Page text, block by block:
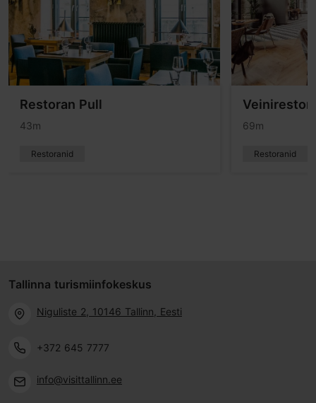
Restoran Pull
43m
Restoranid
69m
Restoranid
Tallinna turismiinfokeskus
Niguliste 2, 10146 Tallinn, Eesti
+372 645 7777
info@visittallinn.ee